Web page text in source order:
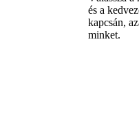
és a
kapcsán,
minket.